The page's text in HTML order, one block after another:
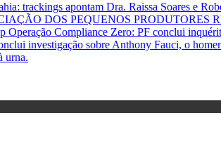
trackings apontam Dra. Raissa Soares e
DOS PEQUENOS
Operação Compliance Zero: PF conclui
investigação sobre Anthony Fauci, o
urna.